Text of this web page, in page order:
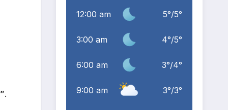
.
12:00 am 5°/5°
3:00 am 4°/5°
6:00 am 3°/4°
9:00 am 3°/3°